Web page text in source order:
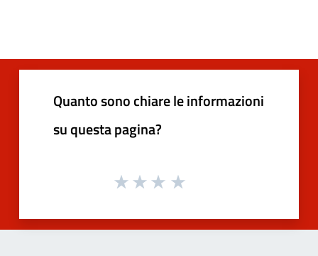
Quanto sono chiare le informazioni
su questa pagina?